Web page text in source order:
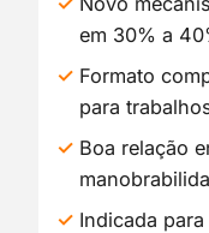
em 30% a
Formato
para
Boa relação
Indicada